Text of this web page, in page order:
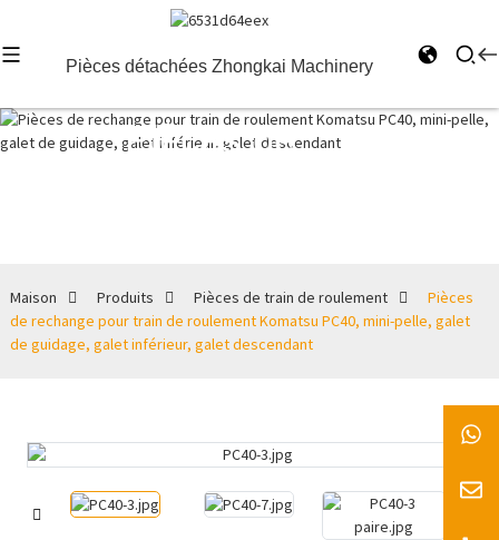
Pièces détachées Zhongkai Machinery
Pièces de
Maison Produits Pièces de train de roulement
Pièces
de rechange pour train de roulement Komatsu PC40, mini-pelle, galet
de guidage, galet inférieur, galet descendant